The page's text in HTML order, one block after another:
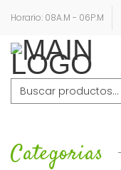
Horario: 08A.M - 06P.M
Buscar
por:
Categorias